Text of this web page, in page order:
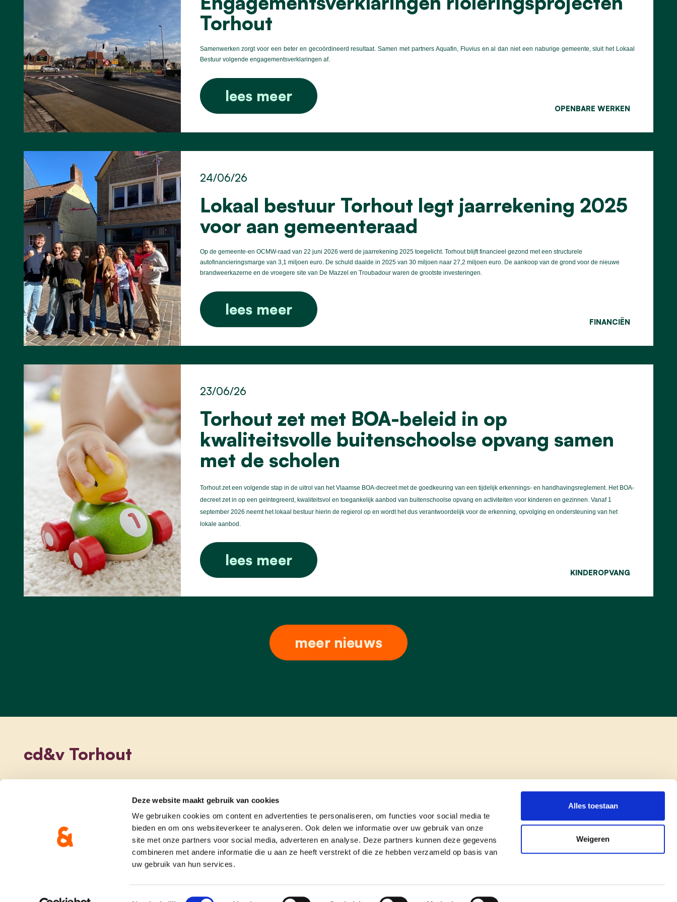
Deze website maakt gebruik van cookies
We gebruiken cookies om content en advertenties te personaliseren, om functies voor social media te
bieden en om ons websiteverkeer te analyseren. Ook delen we informatie over uw gebruik van onze
site met onze partners voor social media, adverteren en analyse. Deze partners kunnen deze gegevens
combineren met andere informatie die u aan ze heeft verstrekt of die ze hebben verzameld op basis van
uw gebruik van hun services.
Toestemmingsselectie
Alles toestaan
Weigeren
Torhout
Samenwerken zorgt voor een beter en gecoördineerd resultaat. Samen met partners Aquafin, Fluvius en al dan niet een naburige gemeente, sluit het Lokaal
Bestuur volgende engagementsverklaringen af.
lees meer
OPENBARE WERKEN
Lokaal bestuur Torhout legt jaarrekening 2025
voor aan gemeenteraad
24/06/26
Op de gemeente-en OCMW-raad van 22 juni 2026 werd de jaarrekening 2025 toegelicht. Torhout blijft financieel gezond met een structurele
autofinancieringsmarge van 3,1 miljoen euro. De schuld daalde in 2025 van 30 miljoen naar 27,2 miljoen euro. De aankoop van de grond voor de nieuwe
brandweerkazerne en de vroegere site van De Mazzel en Troubadour waren de grootste investeringen.
lees meer
FINANCIËN
Torhout zet met BOA-beleid in op
kwaliteitsvolle buitenschoolse opvang samen
met de scholen
23/06/26
Torhout zet een volgende stap in de uitrol van het Vlaamse BOA-decreet met de goedkeuring van een tijdelijk erkennings- en handhavingsreglement. Het BOA-
decreet zet in op een geïntegreerd, kwaliteitsvol en toegankelijk aanbod van buitenschoolse opvang en activiteiten voor kinderen en gezinnen. Vanaf 1
september 2026 neemt het lokaal bestuur hierin de regierol op en wordt het dus verantwoordelijk voor de erkenning, opvolging en ondersteuning van het
lokale aanbod.
lees meer
KINDEROPVANG
meer nieuws
cd&v Torhout
onze partij doe mee contact